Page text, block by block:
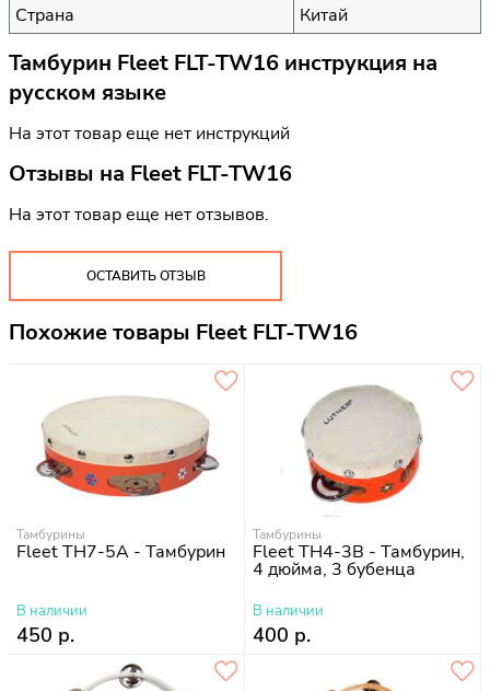
Страна
Китай
Тамбурин Fleet FLT-TW16 инструкция на
русском языке
На этот товар еще нет инструкций
Отзывы на Fleet FLT-TW16
На этот товар еще нет отзывов.
ОСТАВИТЬ ОТЗЫВ
Похожие товары Fleet FLT-TW16
Тамбурины
Fleet TH7-5A - Тамбурин
В наличии
450 р.
Тамбурины
Fleet TH4-3B - Тамбурин,
4 дюйма, 3 бубенца
В наличии
400 р.